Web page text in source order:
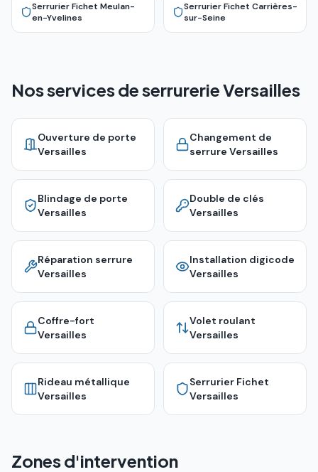
Serrurier Fichet Meulan-
en-Yvelines
Serrurier Fichet Carrières-
sur-Seine
Nos services de serrurerie Versailles
Ouverture de porte
Versailles
Changement de
serrure Versailles
Blindage de porte
Versailles
Double de clés
Versailles
Réparation serrure
Versailles
Installation digicode
Versailles
Coffre-fort
Versailles
Volet roulant
Versailles
Rideau métallique
Versailles
Serrurier Fichet
Versailles
Zones d'intervention